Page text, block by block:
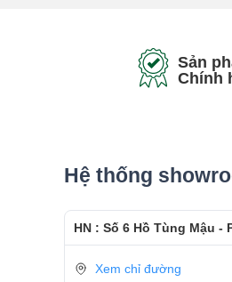
Sản
Chính
Hệ thống
HN : Số 6 Hồ Tùng Mậu -
Xem chỉ đường